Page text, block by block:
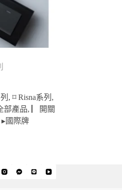
,⌑ Risna系列 ,
部產品,
▏開關
▸國際牌